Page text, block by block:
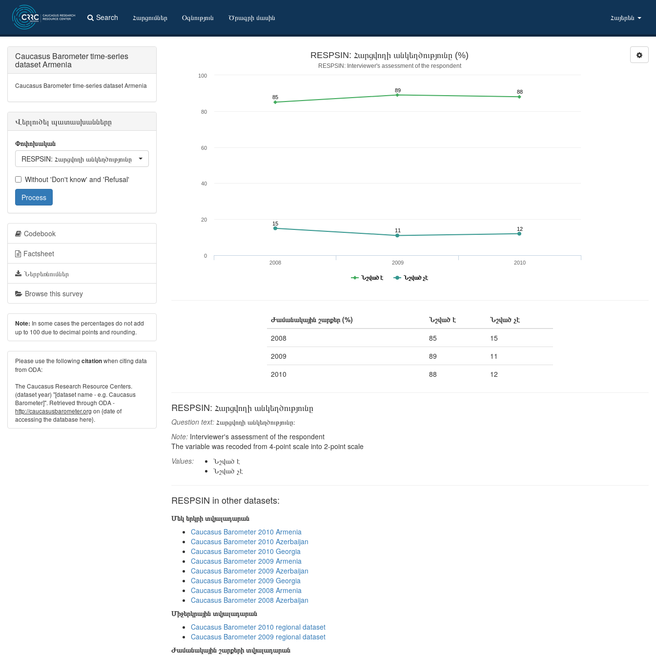
Search Հարցումներ Օգնություն Ծրագրի մասին Հայերեն
RESPSIN: Հարցվողի անկեղծությունը (%)
RESPSIN: Interviewer's assessment of the respondent
15
11
12
85
89 88
Նշված է Նշված չէ
2008 2009 2010
0
20
40
60
80
100
Ժամանակային շարքեր (%) Նշված է
Նշված չէ
2008
85
15
2009
89
11
2010
88 12
RESPSIN: Հարցվողի անկեղծությունը
Question text: Հարցվողի անկեղծությունը։
Note: Interviewer's assessment of the respondent
The variable was recoded from 4-point scale into 2-point scale
Values:
Նշված է
Նշված չէ
RESPSIN in other datasets:
Մեկ երկրի տվյալադարան
Caucasus Barometer 2010 Armenia
Caucasus Barometer 2010 Azerbaijan
Caucasus Barometer 2010 Georgia
Caucasus Barometer 2009 Armenia
Caucasus Barometer 2009 Azerbaijan
Caucasus Barometer 2009 Georgia
Caucasus Barometer 2008 Armenia
Caucasus Barometer 2008 Azerbaijan
Միջերկրային տվյալադարան
Caucasus Barometer 2010 regional dataset
Caucasus Barometer 2009 regional dataset
Ժամանակային շարքերի տվյալադարան
Caucasus Barometer time-series
dataset Armenia
Caucasus Barometer time-series dataset Armenia
Վերլուծել պատասխանները
Փոփոխական
RESPSIN: Հարցվողի անկեղծությունը
Without 'Don't know' and 'Refusal'
Process
Codebook
Factsheet
Ներբեռնումներ
Browse this survey
Note: In some cases the percentages do not add
up to 100 due to decimal points and rounding.
Please use the following citationwhen citing data
from ODA:
The Caucasus Research Resource Centers.
(dataset year) "[dataset name - e.g. Caucasus
Barometer]". Retrieved through ODA -
http://caucasusbarometer.org on {date of
accessing the database here}.